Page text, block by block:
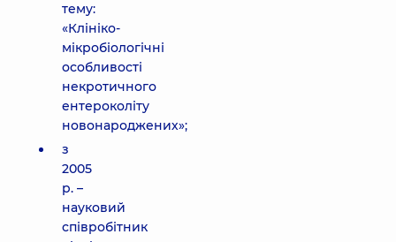
тему:
«Клініко-
мікробіологічні
особливості
некротичного
ентероколіту
новонароджених»;
з
2005
р. –
науковий
співробітник